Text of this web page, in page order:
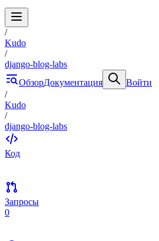
/
Kudo
/
django-blog-labs
ОбзорДокументация
Войти
/
Kudo
/
django-blog-labs
Код
Запросы
0